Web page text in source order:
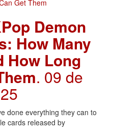
Demon
How Many
How Long
. 09 de
done everything they can to
cards released by